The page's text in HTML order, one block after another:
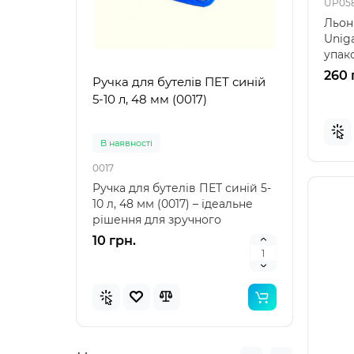
Ручка для бутелів ПЕТ синій
5-10 л, 48 мм (0017)
В наявностi
0017
Ручка для бутелів ПЕТ синій 5-
10 л, 48 мм (0017) – ідеальне
рішення для зручного
транспортування Ру..
10 грн.
10
Льон
260